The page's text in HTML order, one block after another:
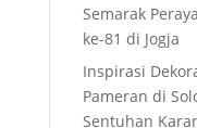
Semarak
ke-81 di Jogja
Inspirasi
Pameran di
Sentuhan